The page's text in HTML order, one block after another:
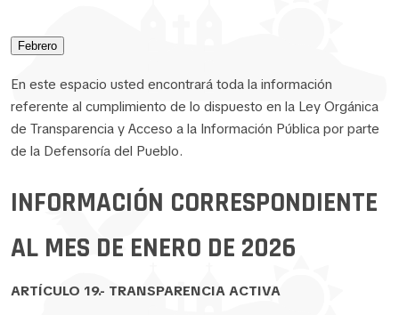
Febrero
En este espacio usted encontrará toda la información
referente al cumplimiento de lo dispuesto en la Ley Orgánica
de Transparencia y Acceso a la Información Pública por parte
de la Defensoría del Pueblo.
INFORMACIÓN CORRESPONDIENTE
AL MES DE ENERO DE 2026
ARTÍCULO 19.- TRANSPARENCIA ACTIVA